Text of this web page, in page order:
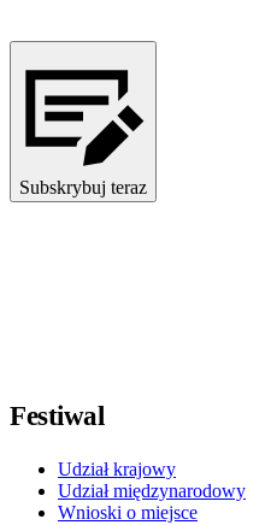
Subskrybuj teraz
Festiwal
Udział krajowy
Udział międzynarodowy
Wnioski o miejsce